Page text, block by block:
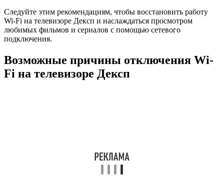
Следуйте этим рекомендациям, чтобы восстановить работу
Wi-Fi на телевизоре Дексп и наслаждаться просмотром
любимых фильмов и сериалов с помощью сетевого
подключения.
Возможные причины отключения Wi-
Fi на телевизоре Дексп